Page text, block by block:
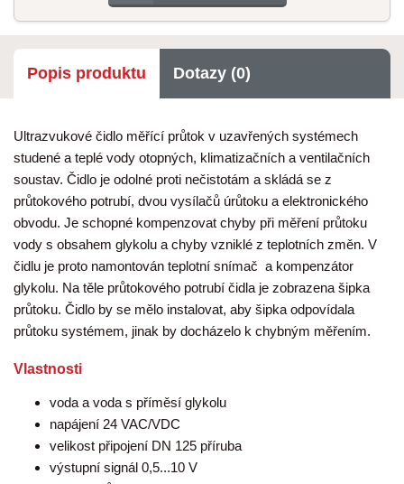
Popis produktu Dotazy (0)
Ultrazvukové čidlo měřící průtok v uzavřených systémech
studené a teplé vody otopných, klimatizačních a ventilačních
soustav. Čidlo je odolné proti nečistotám a skládá se z
průtokového potrubí, dvou vysílačů úrůtoku a elektronického
obvodu. Je schopné kompenzovat chyby při měření průtoku
vody s obsahem glykolu a chyby vzniklé z teplotních změn. V
čidlu je proto namontován teplotní snímač a kompenzátor
glykolu. Na těle průtokového potrubí čidla je zobrazena šipka
průtoku. Čidlo by se mělo instalovat, aby šipka odpovídala
průtoku systémem, jinak by docházelo k chybným měřením.
Vlastnosti
voda a voda s příměsí glykolu
napájení 24 VAC/VDC
velikost připojení DN 125 příruba
výstupní signál 0,5...10 V